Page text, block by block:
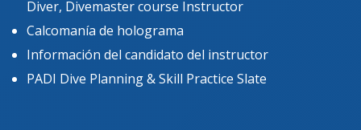
Diver, Divemaster course Instructor
Calcomanía de holograma
Información del candidato del instructor
PADI Dive Planning & Skill Practice Slate